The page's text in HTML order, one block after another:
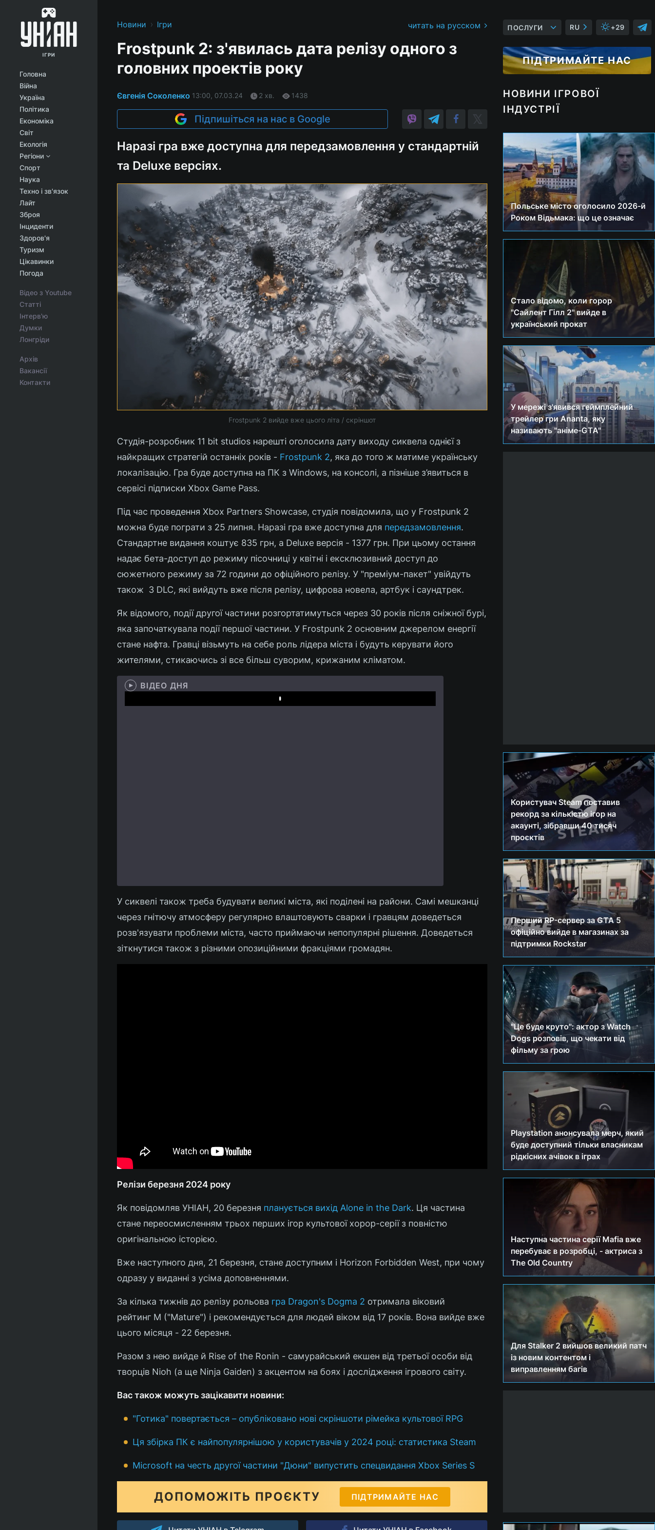
ІГРИ
Головна
Війна
Україна
Політика
Економіка
Світ
Екологія
Регіони
Спорт
Наука
Техно і зв'язок
Лайт
Зброя
Інциденти
Здоров'я
Туризм
Цікавинки
Погода
Відео з Youtube
Статті
Інтерв'ю
Думки
Лонгріди
Архів
Вакансії
Контакти
Новини › Ігри читать на русском
Frostpunk 2: з'явилась дата релізу одного з
головних проектів року
Євгенія Соколенко 13:00, 07.03.24 2 хв. 1438
Підпишіться на нас в Google
Наразі гра вже доступна для передзамовлення у стандартній
та Deluxe версіях.
Frostpunk 2 вийде вже цього літа / скріншот
Студія-розробник 11 bit studios нарешті оголосила дату виходу сиквела однієї з
найкращих стратегій останніх років - Frostpunk 2, яка до того ж матиме українську
локалізацію. Гра буде доступна на ПК з Windows, на консолі, а пізніше з’явиться в
сервісі підписки Xbox Game Pass.
Під час проведення Xbox Partners Showcase, студія повідомила, що у Frostpunk 2
можна буде пограти з 25 липня. Наразі гра вже доступна для передзамовлення.
Стандартне видання коштує 835 грн, а Deluxe версія - 1377 грн. При цьому остання
надає бета-доступ до режиму пісочниці у квітні і ексклюзивний доступ до
сюжетного режиму за 72 години до офіційного релізу. У "преміум-пакет" увійдуть
також 3 DLC, які вийдуть вже після релізу, цифрова новела, артбук і саундтрек.
Як відомого, події другої частини розгортатимуться через 30 років після сніжної бурі,
яка започаткувала події першої частини. У Frostpunk 2 основним джерелом енергії
стане нафта. Гравці візьмуть на себе роль лідера міста і будуть керувати його
жителями, стикаючись зі все більш суворим, крижаним кліматом.
ВІДЕО ДНЯ
Play
У сиквелі також треба будувати великі міста, які поділені на райони. Самі мешканці
через гнітючу атмосферу регулярно влаштовують сварки і гравцям доведеться
розв'язувати проблеми міста, часто приймаючи непопулярні рішення. Доведеться
зіткнутися також з різними опозиційними фракціями громадян.
Релізи березня 2024 року
Як повідомляв УНІАН, 20 березня планується вихід Alone in the Dark. Ця частина
стане переосмисленням трьох перших ігор культової хорор-серії з повністю
оригінальною історією.
Вже наступного дня, 21 березня, стане доступним і Horizon Forbidden West, при чому
одразу у виданні з усіма доповненнями.
За кілька тижнів до релізу рольова гра Dragon's Dogma 2 отримала віковий
рейтинг M ("Mature") і рекомендується для людей віком від 17 років. Вона вийде вже
цього місяця - 22 березня.
Разом з нею вийде й Rise of the Ronin - самурайський екшен від третьої особи від
творців Nioh (а ще Ninja Gaiden) з акцентом на боях і дослідження ігрового світу.
Вас також можуть зацікавити новини:
"Готика" повертається – опубліковано нові скріншоти рімейка культової RPG
Ця збірка ПК є найпопулярнішою у користувачів у 2024 році: статистика Steam
Microsoft на честь другої частини "Дюни" випустить спецвидання Xbox Series S
ДОПОМОЖІТЬ ПРОЄКТУ ПІДТРИМАЙТЕ НАС
ПОСЛУГИ RU +29
ПІДТРИМАЙТЕ НАС
НОВИНИ ІГРОВОЇ
ІНДУСТРІЇ
Польське місто оголосило 2026-й
Роком Відьмака: що це означає
Стало відомо, коли горор
"Сайлент Гілл 2" вийде в
український прокат
У мережі з'явився геймплейний
трейлер гри Ananta, яку
називають "аніме-GTA"
Користувач Steam поставив
рекорд за кількістю ігор на
акаунті, зібравши 40 тисяч
проєктів
Перший RP-сервер за GTA 5
офіційно вийде в магазинах за
підтримки Rockstar
"Це буде круто": актор з Watch
Dogs розповів, що чекати від
фільму за грою
Playstation анонсувала мерч, який
буде доступний тільки власникам
рідкісних ачівок в іграх
Наступна частина серії Mafia вже
перебуває в розробці, - актриса з
The Old Country
Для Stalker 2 вийшов великий патч
із новим контентом і
виправленням багів